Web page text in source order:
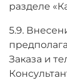
разделе
5.9.
Заказа и